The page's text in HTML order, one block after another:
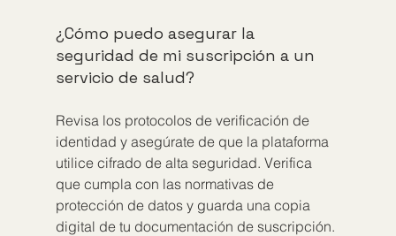
¿Cómo puedo asegurar la
seguridad de mi suscripción a un
servicio de salud?
Revisa los protocolos de verificación de
identidad y asegúrate de que la plataforma
utilice cifrado de alta seguridad. Verifica
que cumpla con las normativas de
protección de datos y guarda una copia
digital de tu documentación de suscripción.